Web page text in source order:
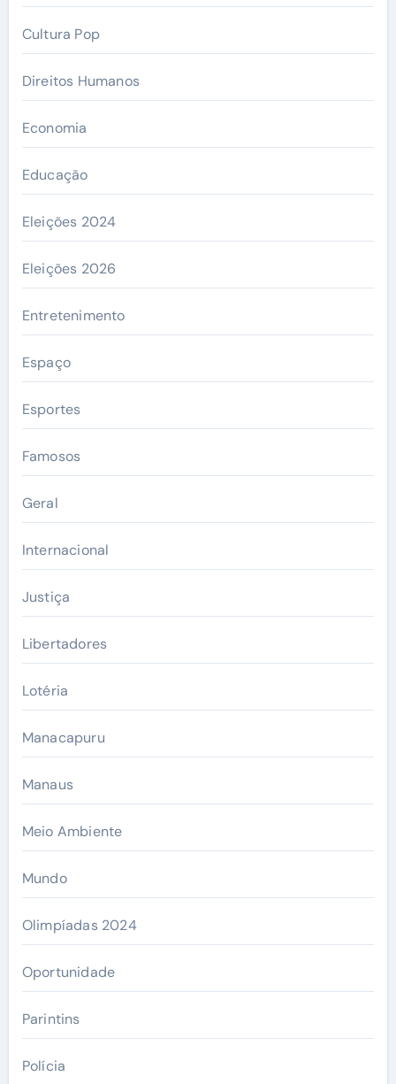
Cultura Pop
Direitos Humanos
Economia
Educação
Eleições 2024
Eleições 2026
Entretenimento
Espaço
Esportes
Famosos
Geral
Internacional
Justiça
Libertadores
Lotéria
Manacapuru
Manaus
Meio Ambiente
Mundo
Olimpíadas 2024
Oportunidade
Parintins
Polícia